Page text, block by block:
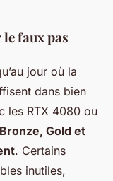
faux pas
jour où la
dans bien
les RTX 4080 ou
Gold et
. Certains
inutiles,